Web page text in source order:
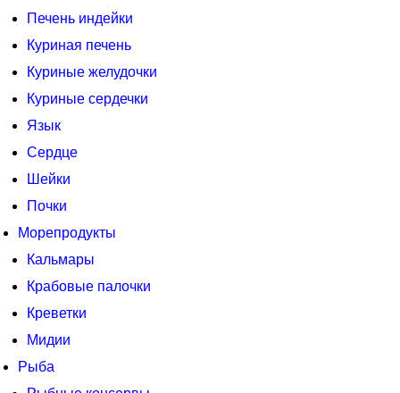
Печень индейки
Куриная печень
Куриные желудочки
Куриные сердечки
Язык
Сердце
Шейки
Почки
Морепродукты
Кальмары
Крабовые палочки
Креветки
Мидии
Рыба